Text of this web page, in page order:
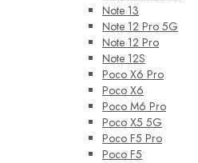
Note 13
Note 12 Pro 5G
Note 12 Pro
Note 12S
Poco X6 Pro
Poco X6
Poco M6 Pro
Poco X5 5G
Poco F5 Pro
Poco F5